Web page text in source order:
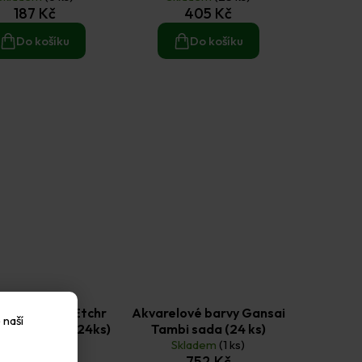
187 Kč
Do košíku
405 Kč
Do košíku
barvy Etchr
Student (24ks)
Akvarelové barvy Gansai
Tambi sada (24 ks)
Skladem (1 ks)